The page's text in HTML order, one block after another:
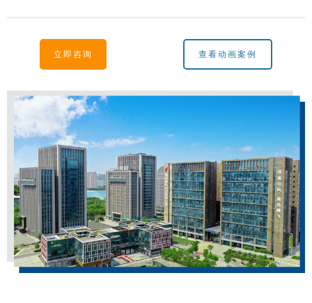
立即咨询 查看动画案例